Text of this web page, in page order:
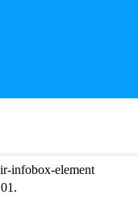
01.